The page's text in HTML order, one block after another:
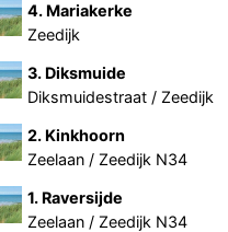
4. Mariakerke
Zeedijk
3. Diksmuide
Diksmuidestraat / Zeedijk
2. Kinkhoorn
Zeelaan / Zeedijk N34
1. Raversijde
Zeelaan / Zeedijk N34